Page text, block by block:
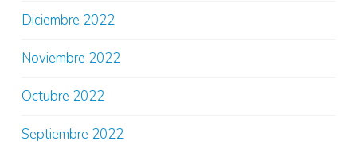
Diciembre 2022
Noviembre 2022
Octubre 2022
Septiembre 2022